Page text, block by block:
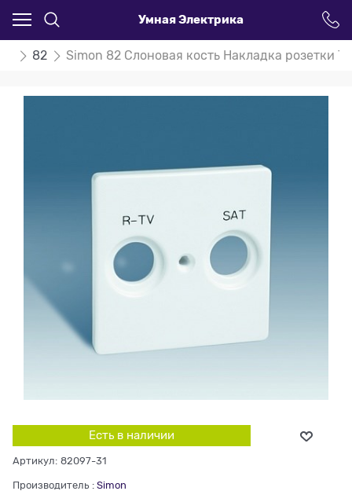
Умная Электрика
82 Simon 82 Слоновая кость Накладка розетки
Есть в наличии
Артикул: 82097-31
Производитель : Simon